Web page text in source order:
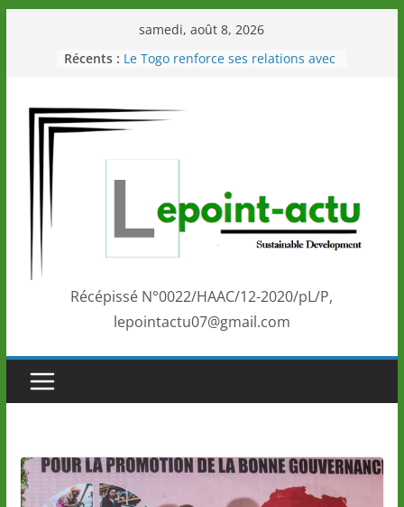
samedi, août 8, 2026
Récents : Le Togo renforce ses relations avec
Éléphants en Côte d’Ivoire
LOTO DETENTE”, un nouveau tirage
marque de confiance au Togo sur
la scène internationale au-delà des
performances de ses athlètes
Togo: Que retenir de la politique
éducation et de l’ambition de
Récépissé N°0022/HAAC/12-2020/pL/P,
lepointactu07@gmail.com